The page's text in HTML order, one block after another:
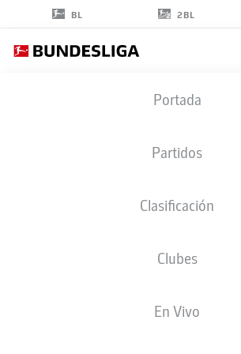
BL 2BL
Portada
Partidos
Clasificación
Clubes
En Vivo